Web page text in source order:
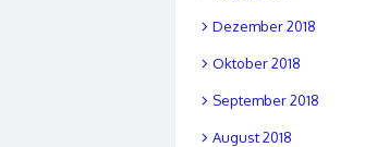
Dezember 2018
Oktober 2018
September 2018
August 2018